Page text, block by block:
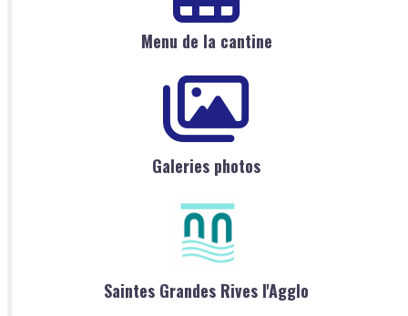
Menu de la cantine
Galeries photos
Saintes Grandes Rives l'Agglo